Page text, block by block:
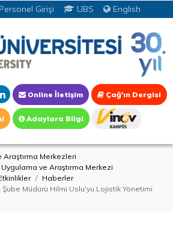
Girişi UBS English
Online İletişim Çağ'ın Dergisi
Adaylara Bilgi
Araştırma Merkezleri
ve Araştırma Merkezi
Haberler
Müdürü Hilmi Uslu'yu Lojistik Yönetimi